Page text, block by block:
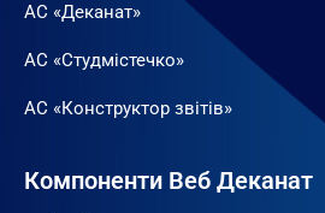
АС «Деканат»
АС «Студмістечко»
АС «Конструктор звітів»
Компоненти Веб Деканат